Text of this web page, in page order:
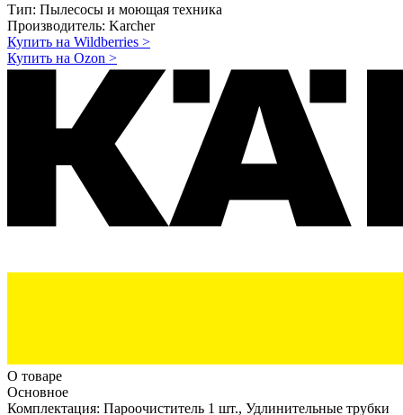
Тип: Пылесосы и моющая техника
Производитель: Karcher
Купить на Wildberries >
Купить на Ozon >
О товаре
Основное
Комплектация: Пароочиститель 1 шт., Удлинительные трубки